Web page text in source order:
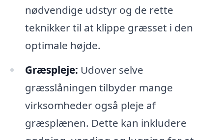
nødvendige udstyr og de rette
teknikker til at klippe græsset i den
optimale højde.
Græspleje: Udover selve
græsslåningen tilbyder mange
virksomheder også pleje af
græsplænen. Dette kan inkludere